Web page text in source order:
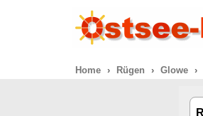
Home Rügen Glowe